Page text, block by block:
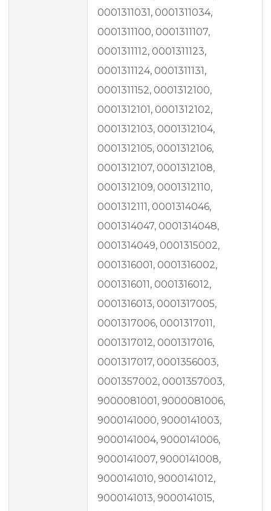
0001311031, 0001311034,
0001311100, 0001311107,
0001311112, 0001311123,
0001311124, 0001311131,
0001311152, 0001312100,
0001312101, 0001312102,
0001312103, 0001312104,
0001312105, 0001312106,
0001312107, 0001312108,
0001312109, 0001312110,
0001312111, 0001314046,
0001314047, 0001314048,
0001314049, 0001315002,
0001316001, 0001316002,
0001316011, 0001316012,
0001316013, 0001317005,
0001317006, 0001317011,
0001317012, 0001317016,
0001317017, 0001356003,
0001357002, 0001357003,
9000081001, 9000081006,
9000141000, 9000141003,
9000141004, 9000141006,
9000141007, 9000141008,
9000141010, 9000141012,
9000141013, 9000141015,